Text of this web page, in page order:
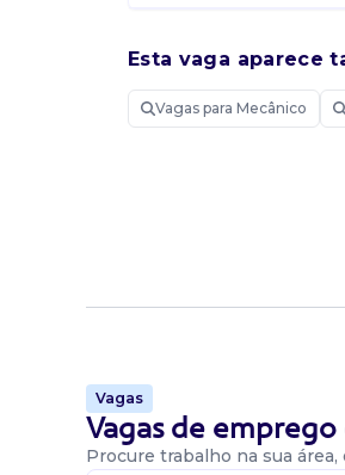
Esta vaga aparece
Vagas para Mecânico
Vagas
Vagas de
Procure trabalho na sua